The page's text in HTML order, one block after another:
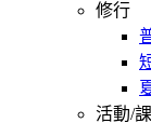
修行
活動/